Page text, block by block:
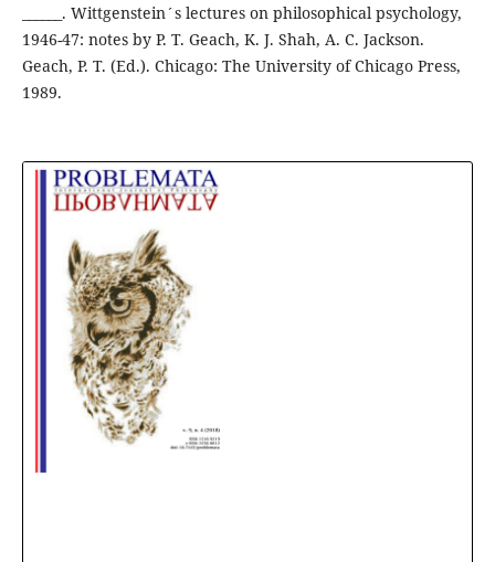
______. Wittgenstein´s lectures on philosophical psychology,
1946-47: notes by P. T. Geach, K. J. Shah, A. C. Jackson.
Geach, P. T. (Ed.). Chicago: The University of Chicago Press,
1989.